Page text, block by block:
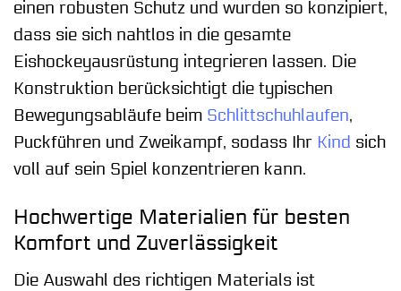
einen robusten Schutz und wurden so konzipiert,
dass sie sich nahtlos in die gesamte
Eishockeyausrüstung integrieren lassen. Die
Konstruktion berücksichtigt die typischen
Bewegungsabläufe beim Schlittschuhlaufen,
Puckführen und Zweikampf, sodass Ihr Kind sich
voll auf sein Spiel konzentrieren kann.
Hochwertige Materialien für besten
Komfort und Zuverlässigkeit
Die Auswahl des richtigen Materials ist